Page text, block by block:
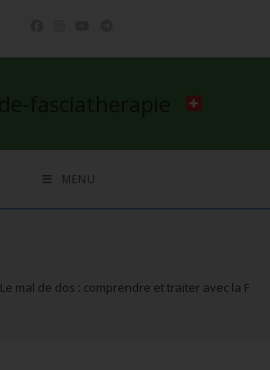
MENU
Le mal de dos : comprendre et traiter avec la